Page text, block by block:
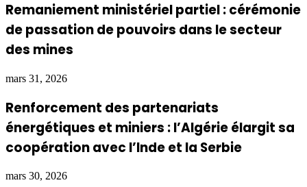
Remaniement ministériel partiel : cérémonie
de passation de pouvoirs dans le secteur
des mines
mars 31, 2026
Renforcement des partenariats
énergétiques et miniers : l’Algérie élargit sa
coopération avec l’Inde et la Serbie
mars 30, 2026